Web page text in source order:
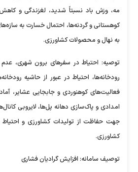
مه، وزش باد نسبتاً شدید، لغزندگی و
کوهستانی و گردنه‌ها، احتمال خسارت به
به نهال و محصولات کشاورزی.
توصیه: احتیاط در سفر‌های برون شهری،
رودخانه‌ها، احتیاط در عبور از حاشیه
فعالیت‌های کوهنوردی و جابجایی عشایر،
امدادی و پاک‌سازی دهانه پل‌ها، لایروبی
جهت حفاظت از تولیدات کشاورزی و احتیاط
کشاورزی.
توصیف سامانه: افزایش گرادیان فشاری